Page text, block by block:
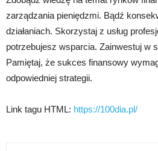
zarządzania pieniędzmi. Bądź
działaniach. Skorzystaj z usług
potrzebujesz wsparcia. Zainwestuj w
Pamiętaj, że sukces finansowy
odpowiedniej strategii.
Link tagu HTML: https://100dia.pl/